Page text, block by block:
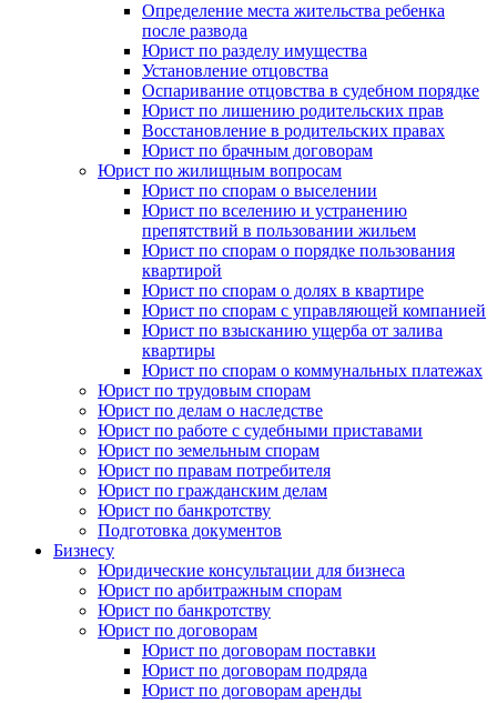
Определение места жительства ребенка
после развода
Юрист по разделу имущества
Установление отцовства
Оспаривание отцовства в судебном порядке
Юрист по лишению родительских прав
Восстановление в родительских правах
Юрист по брачным договорам
Юрист по жилищным вопросам
Юрист по спорам о выселении
Юрист по вселению и устранению
препятствий в пользовании жильем
Юрист по спорам о порядке пользования
квартирой
Юрист по спорам о долях в квартире
Юрист по спорам с управляющей компанией
Юрист по взысканию ущерба от залива
квартиры
Юрист по спорам о коммунальных платежах
Юрист по трудовым спорам
Юрист по делам о наследстве
Юрист по работе с судебными приставами
Юрист по земельным спорам
Юрист по правам потребителя
Юрист по гражданским делам
Юрист по банкротству
Подготовка документов
Бизнесу
Юридические консультации для бизнеса
Юрист по арбитражным спорам
Юрист по банкротству
Юрист по договорам
Юрист по договорам поставки
Юрист по договорам подряда
Юрист по договорам аренды